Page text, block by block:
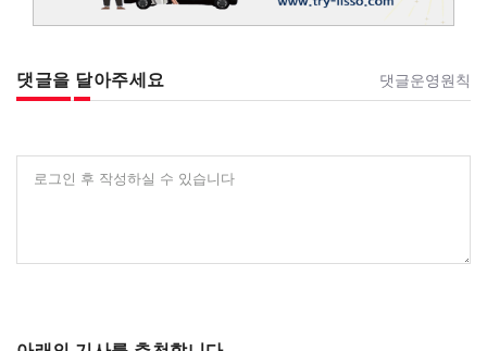
댓글을 달아주세요 댓글운영원칙
로그인 후 작성하실 수 있습니다